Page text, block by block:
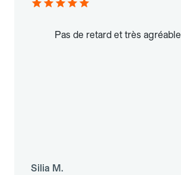
Pas de retard et très agréable
Silia M.